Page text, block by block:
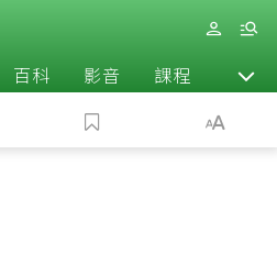
百科 影音 課程 退休